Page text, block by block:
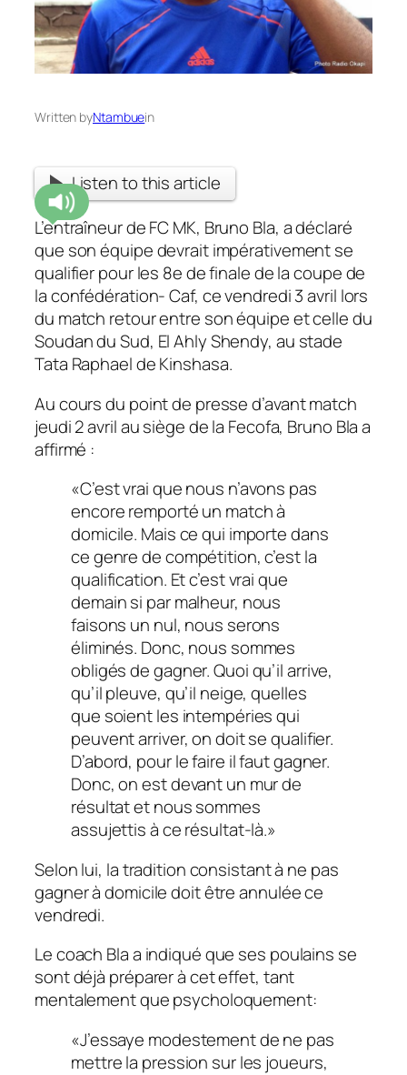
Written byNtambuein
Listen to this article
L’entraîneur de FC MK, Bruno Bla, a déclaré
que son équipe devrait impérativement se
qualifier pour les 8e de finale de la coupe de
la confédération- Caf, ce vendredi 3 avril lors
du match retour entre son équipe et celle du
Soudan du Sud, El Ahly Shendy, au stade
Tata Raphael de Kinshasa.
Au cours du point de presse d’avant match
jeudi 2 avril au siège de la Fecofa, Bruno Bla a
affirmé :
«C’est vrai que nous n’avons pas
encore remporté un match à
domicile. Mais ce qui importe dans
ce genre de compétition, c’est la
qualification. Et c’est vrai que
demain si par malheur, nous
faisons un nul, nous serons
éliminés. Donc, nous sommes
obligés de gagner. Quoi qu’il arrive,
qu’il pleuve, qu’il neige, quelles
que soient les intempéries qui
peuvent arriver, on doit se qualifier.
D’abord, pour le faire il faut gagner.
Donc, on est devant un mur de
résultat et nous sommes
assujettis à ce résultat-là.»
Selon lui, la tradition consistant à ne pas
gagner à domicile doit être annulée ce
vendredi.
Le coach Bla a indiqué que ses poulains se
sont déjà préparer à cet effet, tant
mentalement que psycholoquement:
«J’essaye modestement de ne pas
mettre la pression sur les joueurs,